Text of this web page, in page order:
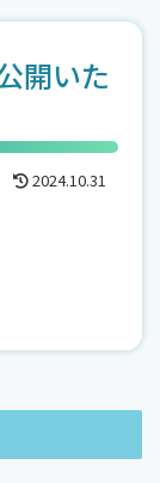
開いた
2024.10.31